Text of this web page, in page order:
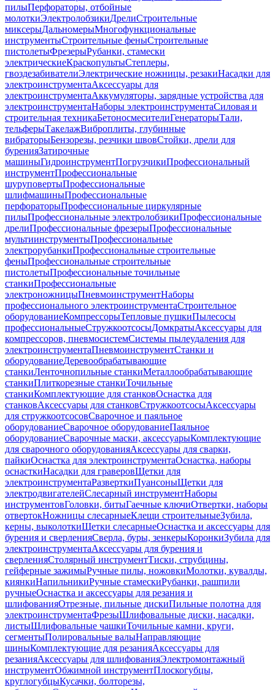
пилыПерфораторы, отбойные
молоткиЭлектролобзикиДрелиСтроительные
миксерыДальномерыМногофункциональные
инструментыСтроительные феныСтроительные
пистолетыФрезерыРубанки, стамески
электрическиеКраскопультыСтеплеры,
гвоздезабивателиЭлектрические ножницы, резакиНасадки для
электроинструментаАксессуары для
электроинструментаАккумуляторы, зарядные устройства для
электроинструментаНаборы электроинструментаСиловая и
строительная техникаБетоносмесителиГенераторыТали,
тельферыТакелажВиброплиты, глубинные
вибраторыБензорезы, резчики швовСтойки, дрели для
буренияЗатирочные
машиныГидроинструментПогрузчикиПрофессиональный
инструментПрофессиональные
шуруповертыПрофессиональные
шлифмашиныПрофессиональные
перфораторыПрофессиональные циркулярные
пилыПрофессиональные электролобзикиПрофессиональные
дрелиПрофессиональные фрезерыПрофессиональные
мультиинструментыПрофессиональные
электрорубанкиПрофессиональные строительные
феныПрофессиональные строительные
пистолетыПрофессиональные точильные
станкиПрофессиональные
электроножницыПневмоинструментНаборы
профессионального электроинструментаСтроительное
оборудованиеКомпрессорыТепловые пушкиПылесосы
профессиональныеСтружкоотсосыДомкратыАксессуары для
компрессоров, пневмосистемСистемы пылеудаления для
электроинструментаПневмоинструментСтанки и
оборудованиеДеревообрабатывающие
станкиЛенточнопильные станкиМеталлообрабатывающие
станкиПлиткорезные станкиТочильные
станкиКомплектующие для станковОснастка для
станковАксессуары для станковСтружкоотсосыАксессуары
для стружкоотсосовСварочное и паяльное
оборудованиеСварочное оборудованиеПаяльное
оборудованиеСварочные маски, аксессуарыКомплектующие
для сварочного оборудованияАксессуары для сварки,
пайкиОснастка для электроинструментаОснастка, наборы
оснасткиНасадки для граверовЩетки для
электроинструментаРазверткиПуансоныЩетки для
электродвигателейСлесарный инструментНаборы
инструментовГоловки, битыГаечные ключиОтвертки, наборы
отвертокНожницы слесарныеКлещи строительныеЗубила,
керны, выколоткиЩетки слесарныеОснастка и аксессуары для
бурения и сверленияСверла, буры, зенкерыКоронкиЗубила для
электроинструментаАксессуары для бурения и
сверленияСтолярный инструментТиски, струбцины,
гейферные зажимыРучные пилы, ножовкиМолотки, кувалды,
киянкиНапильникиРучные стамескиРубанки, рашпили
ручныеОснастка и аксессуары для резания и
шлифованияОтрезные, пильные дискиПильные полотна для
электроинструментаФрезыШлифовальные диски, насадки,
листыШлифовальные чашкиТочильные камни, круги,
сегментыПолировальные валыНаправляющие
шиныКомплектующие для резанияАксессуары для
резанияАксессуары для шлифованияЭлектромонтажный
инструментОбжимной инструментПлоскогубцы,
круглогубцыКусачки, болторезы,